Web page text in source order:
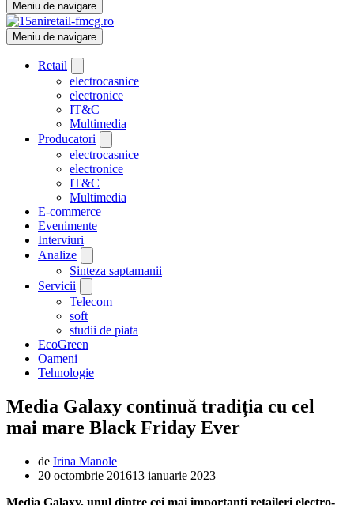
Meniu de navigare
Meniu de navigare
Retail
electrocasnice
electronice
IT&C
Multimedia
Producatori
electrocasnice
electronice
IT&C
Multimedia
E-commerce
Evenimente
Interviuri
Analize
Sinteza saptamanii
Servicii
Telecom
soft
studii de piata
EcoGreen
Oameni
Tehnologie
Media Galaxy continuă tradiția cu cel
mai mare Black Friday Ever
de Irina Manole
20 octombrie 201613 ianuarie 2023
Media Galaxy, unul dintre cei mai importanți retaileri electro-